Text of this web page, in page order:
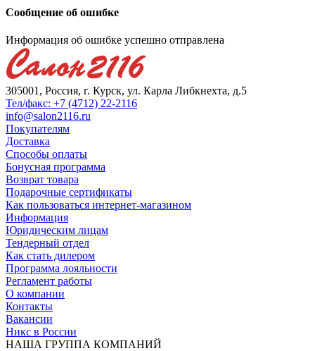
Сообщение об ошибке
Информация об ошибке успешно отправлена
305001, Россия, г. Курск, ул. Карла Либкнехта, д.5
Тел/факс: +7 (4712) 22-2116
info@salon2116.ru
Покупателям
Доставка
Способы оплаты
Бонусная программа
Возврат товара
Подарочные сертификаты
Как пользоваться интернет-магазином
Информация
Юридическим лицам
Тендерный отдел
Как стать дилером
Программа лояльности
Регламент работы
О компании
Контакты
Вакансии
Никс в России
НАША ГРУППА КОМПАНИЙ